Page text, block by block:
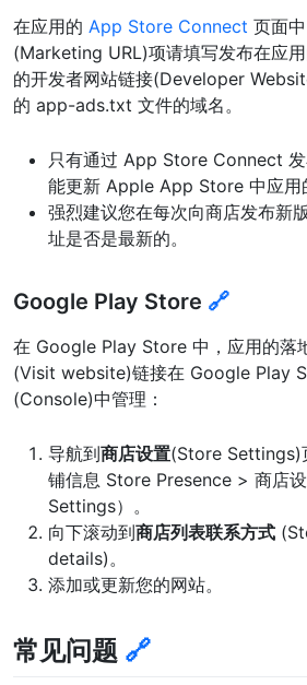
在应用的 App Store Connect 页面中
(Marketing URL)项请填写发布在应
的开发者网站链接(Developer
的 app-ads.txt 文件的域名。
只有通过 App Store Connect
能更新 Apple App Store 中应用
强烈建议您在每次向商店发布新
址是否是最新的。
Google Play Store 🔗
在 Google Play Store 中，应用的落
(Visit website)链接在 Google Play
(Console)中管理：
导航到商店设置(Store Settings)
铺信息 Store Presence > 商店
Settings）。
向下滚动到商店列表联系方式
details)。
添加或更新您的网站。
常见问题 🔗